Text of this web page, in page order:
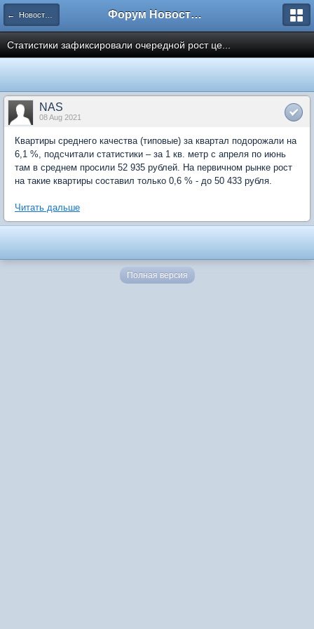
← Новости рынка недвижимости Форум Новостройки
Статистики зафиксировали очередной рост це...
NAS
08 Aug 2021
Квартиры среднего качества (типовые) за квартал подорожали на
6,1 %, подсчитали статистики – за 1 кв. метр с апреля по июнь
там в среднем просили 52 935 рублей. На первичном рынке рост
на такие квартиры составил только 0,6 % - до 50 433 рубля.
Читать дальше
Полная версия